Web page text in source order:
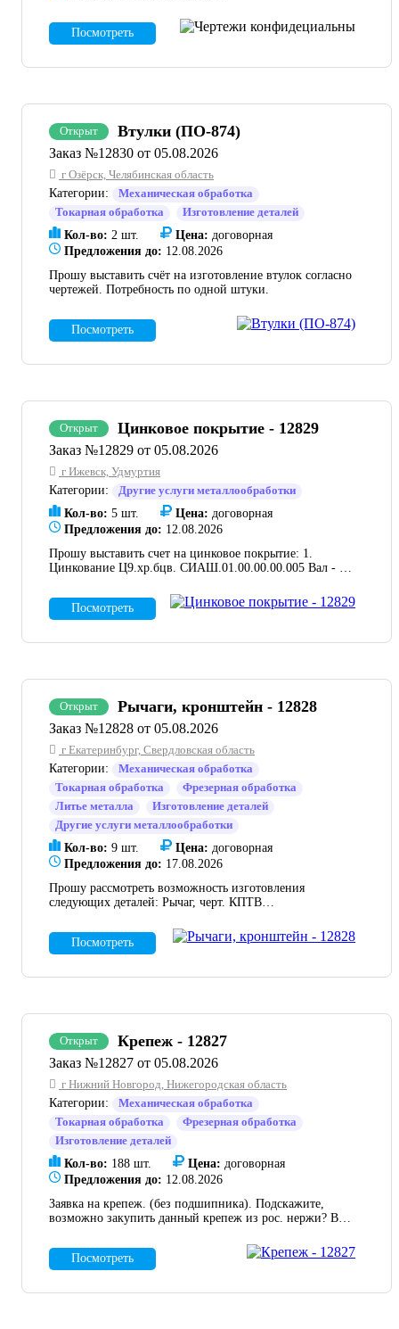
Посмотреть
Открыт Втулки (ПО-874)
Заказ №12830 от 05.08.2026
г Озёрск, Челябинская область
Категории:
Механическая обработка
Токарная обработка
Изготовление деталей
Кол-во: 2 шт. Цена: договорная
Предложения до: 12.08.2026
Прошу выставить счёт на изготовление втулок согласно
чертежей. Потребность по одной штуки.
Посмотреть
Открыт Цинковое покрытие - 12829
Заказ №12829 от 05.08.2026
г Ижевск, Удмуртия
Категории:
Другие услуги металлообработки
Кол-во: 5 шт. Цена: договорная
Предложения до: 12.08.2026
Прошу выставить счет на цинковое покрытие: 1.
Цинкование Ц9.хр.бцв. СИАШ.01.00.00.00.005 Вал - 1
СИАШ.01.00.00.00.009 - 4 шт. Заказ 15817-5.
Посмотреть
Открыт Рычаги, кронштейн - 12828
Заказ №12828 от 05.08.2026
г Екатеринбург, Свердловская область
Категории:
Механическая обработка
Токарная обработка
Фрезерная обработка
Литье металла
Изготовление деталей
Другие услуги металлообработки
Кол-во: 9 шт. Цена: договорная
Предложения до: 17.08.2026
Прошу рассмотреть возможность изготовления
следующих деталей: Рычаг, черт. КПТВ
302.094.01.02.03.008 в кол. 3 шт, Рычаг, черт. КПТВ
302.094.01.02.04.001 в кол. 3 шт.
Посмотреть
Открыт Крепеж - 12827
Заказ №12827 от 05.08.2026
г Нижний Новгород, Нижегородская область
Категории:
Механическая обработка
Токарная обработка
Фрезерная обработка
Изготовление деталей
Кол-во: 188 шт. Цена: договорная
Предложения до: 12.08.2026
Заявка на крепеж. (без подшипника). Подскажите,
возможно закупить данный крепеж из рос. нержи? В
Посмотреть